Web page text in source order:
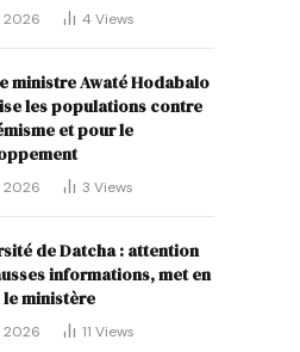
2026 4 Views
ministre Awaté Hodabalo
les populations contre
et pour le
2026 3 Views
de Datcha : attention
informations, met en
le ministère
2026 11 Views